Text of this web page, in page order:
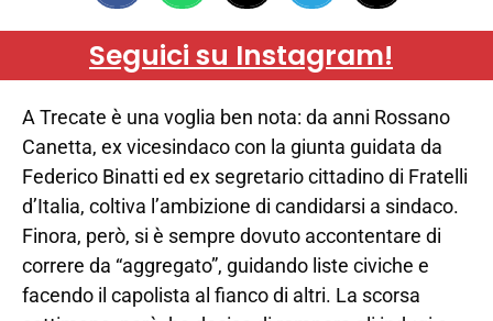
Seguici su Instagram!
A Trecate è una voglia ben nota: da anni Rossano
Canetta, ex vicesindaco con la giunta guidata da
Federico Binatti ed ex segretario cittadino di Fratelli
d’Italia, coltiva l’ambizione di candidarsi a sindaco.
Finora, però, si è sempre dovuto accontentare di
correre da “aggregato”, guidando liste civiche e
facendo il capolista al fianco di altri. La scorsa